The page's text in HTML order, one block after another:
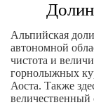
Альпийская
автономной
чистота и
горнолыжных
Аоста. Также
величественный